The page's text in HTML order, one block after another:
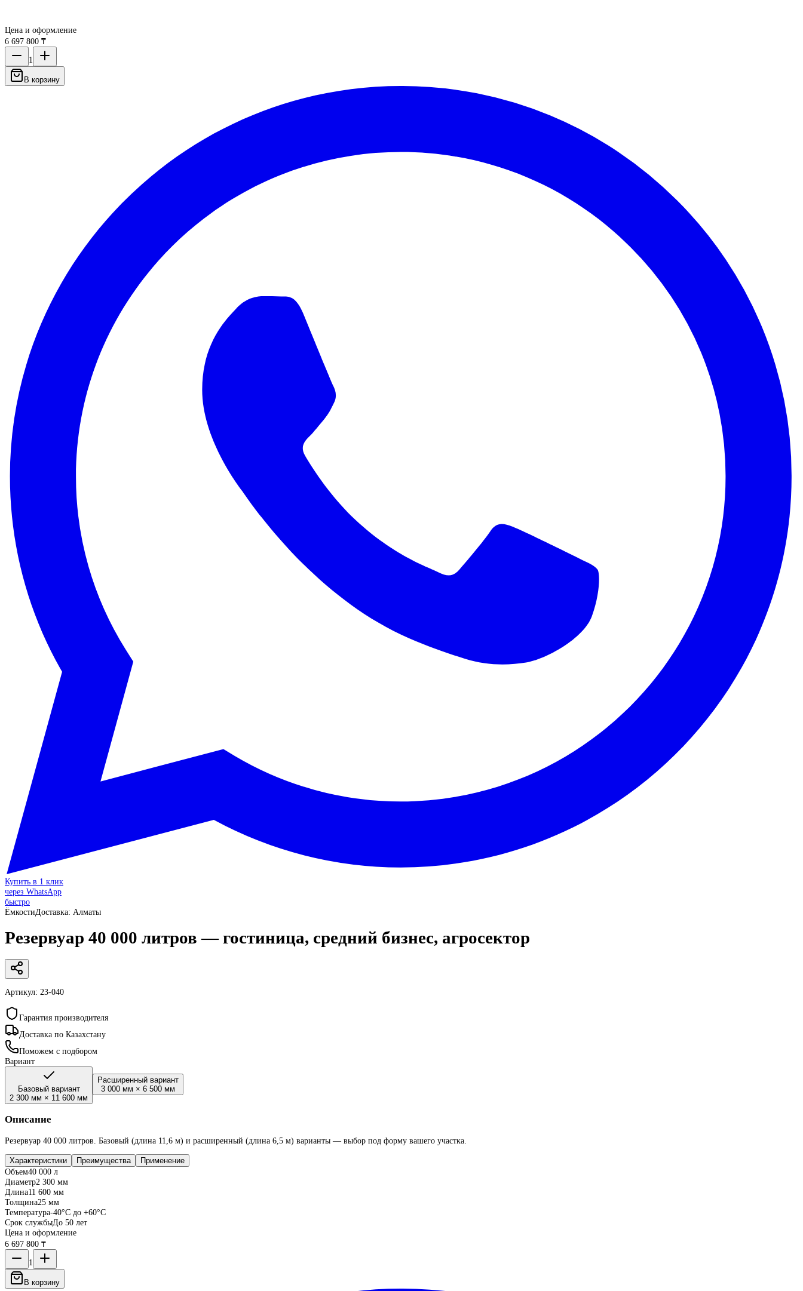
Цена и оформление
6 697 800 ₸
1
В корзину
Купить в 1 клик
через WhatsApp
быстро
ЁмкостиДоставка: Алматы
Резервуар 40 000 литров — гостиница, средний бизнес, агросектор
Артикул: 23-040
Гарантия производителя
Доставка по Казахстану
Поможем с подбором
Вариант
Базовый вариант
2 300 мм × 11 600 мм
Расширенный вариант
3 000 мм × 6 500 мм
Описание
Резервуар 40 000 литров. Базовый (длина 11,6 м) и расширенный (длина 6,5 м) варианты — выбор под форму вашего участка.
Характеристики Преимущества Применение
Объем40 000 л
Диаметр2 300 мм
Длина11 600 мм
Толщина25 мм
Температура-40°C до +60°C
Срок службыДо 50 лет
Цена и оформление
6 697 800 ₸
1
В корзину